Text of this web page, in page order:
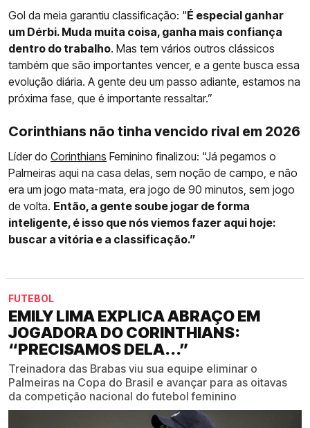
Gol da meia garantiu classificação: "É especial ganhar
um Dérbi. Muda muita coisa, ganha mais confiança
dentro do trabalho. Mas tem vários outros clássicos
também que são importantes vencer, e a gente busca essa
evolução diária. A gente deu um passo adiante, estamos na
próxima fase, que é importante ressaltar.”
Corinthians não tinha vencido rival em 2026
Líder do Corinthians Feminino finalizou: “Já pegamos o
Palmeiras aqui na casa delas, sem noção de campo, e não
era um jogo mata-mata, era jogo de 90 minutos, sem jogo
de volta. Então, a gente soube jogar de forma
inteligente, é isso que nós viemos fazer aqui hoje:
buscar a vitória e a classificação.”
FUTEBOL
EMILY LIMA EXPLICA ABRAÇO EM
JOGADORA DO CORINTHIANS:
“PRECISAMOS DELA...”
Treinadora das Brabas viu sua equipe eliminar o
Palmeiras na Copa do Brasil e avançar para as oitavas
da competição nacional do futebol feminino